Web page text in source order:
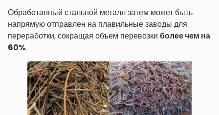
Обработанный стальной металл затем может быть
напрямую отправлен на плавильные заводы для
переработки, сокращая объем перевозки более чем на
60%.